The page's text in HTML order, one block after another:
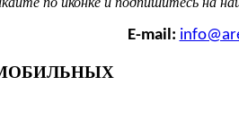
E-mail: